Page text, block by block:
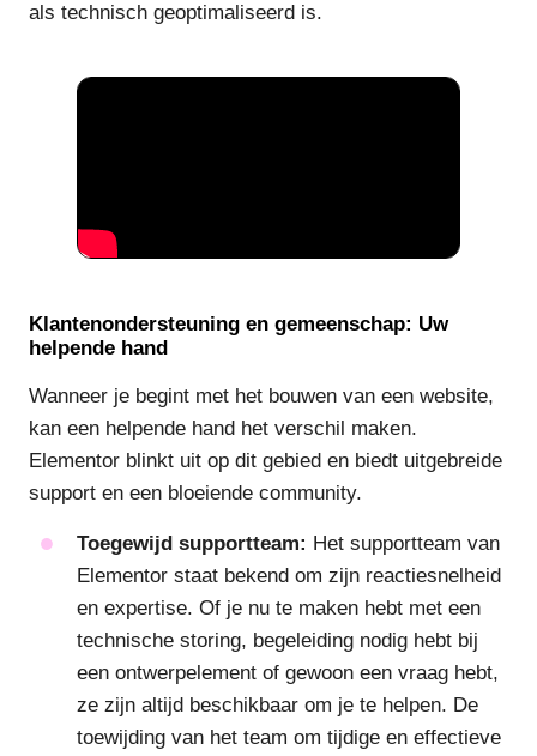
als technisch geoptimaliseerd is.
Klantenondersteuning en gemeenschap: Uw
helpende hand
Wanneer je begint met het bouwen van een website,
kan een helpende hand het verschil maken.
Elementor blinkt uit op dit gebied en biedt uitgebreide
support en een bloeiende community.
Toegewijd supportteam: Het supportteam van
Elementor staat bekend om zijn reactiesnelheid
en expertise. Of je nu te maken hebt met een
technische storing, begeleiding nodig hebt bij
een ontwerpelement of gewoon een vraag hebt,
ze zijn altijd beschikbaar om je te helpen. De
toewijding van het team om tijdige en effectieve